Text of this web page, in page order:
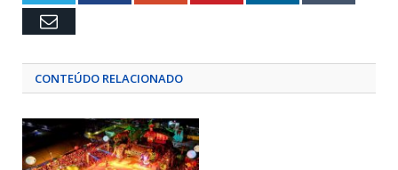
Email
CONTEÚDO RELACIONADO